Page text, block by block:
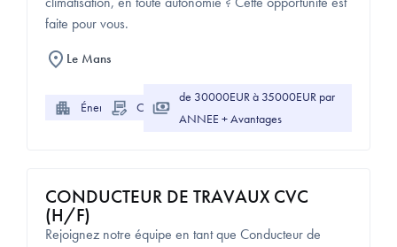
faite pour vous.
Le Mans
Énergie CDI
de 30000EUR à 35000EUR par
ANNEE + Avantages
CONDUCTEUR DE TRAVAUX CVC
(H/F)
Rejoignez notre équipe en tant que Conducteur de